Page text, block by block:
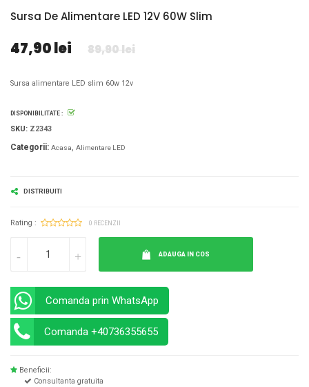
Sursa De Alimentare LED 12V 60W Slim
47,90 lei 89,90 lei
Sursa alimentare LED slim 60w 12v
DISPONIBILITATE :
SKU: Z2343
Categorii: Acasa Alimentare LED
DISTRIBUITI
Rating : 0 RECENZII
ADAUGA IN COS
Comanda prin WhatsApp
Comanda +40736355655
Beneficii:
Consultanta gratuita